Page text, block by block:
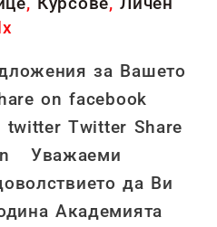
за Вашето
on facebook
twitter Twitter Share
Уважаеми
да Ви
Академията